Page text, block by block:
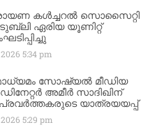
കൾച്ചറൽ സൊസൈറ്റി
ടുബ്ലി ഏരിയ യൂണിറ്റ്
20265:34 pm
സോഷ്യൽ മീഡിയ
അമീർ സാദിഖിന്
യാത്രയയപ്പ്
20265:29 pm